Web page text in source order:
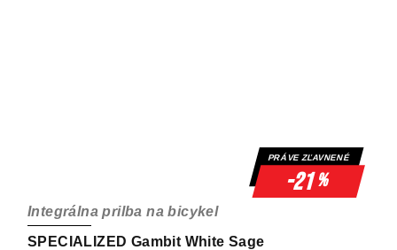
PRÁVE ZĽAVNENÉ
-21%
SPECIALIZED Gambit White Sage
Integrálna prilba na bicykel